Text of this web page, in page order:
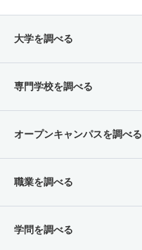
大学を調べる
専門学校を調べる
オープンキャンパスを調べる
職業を調べる
学問を調べる